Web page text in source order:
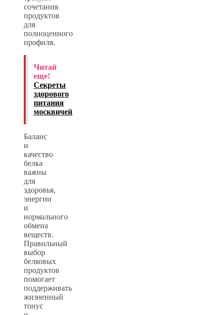
сочетания
продуктов
для
полноценного
профиля.
Читай
еще!
Секреты
здорового
питания
москвичей
Баланс
и
качество
белка
важны
для
здоровья,
энергии
и
нормального
обмена
веществ.
Правильный
выбор
белковых
продуктов
помогает
поддерживать
жизненный
тонус